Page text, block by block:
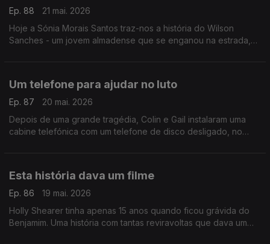
Ep. 88
21 mai. 2026
Hoje a Sónia Morais Santos traz-nos a história do Wilson
Sanches - um jovem almadense que se enganou na estrada,
Um telefone para ajudar no luto
Ep. 87
20 mai. 2026
Depois de uma grande tragédia, Colin e Gail instalaram uma
cabine telefónica com um telefone de disco desligado, no
Esta história dava um filme
Ep. 86
19 mai. 2026
Holly Shearer tinha apenas 15 anos quando ficou grávida do
Benjamim. Uma história com tantas reviravoltas que dava um